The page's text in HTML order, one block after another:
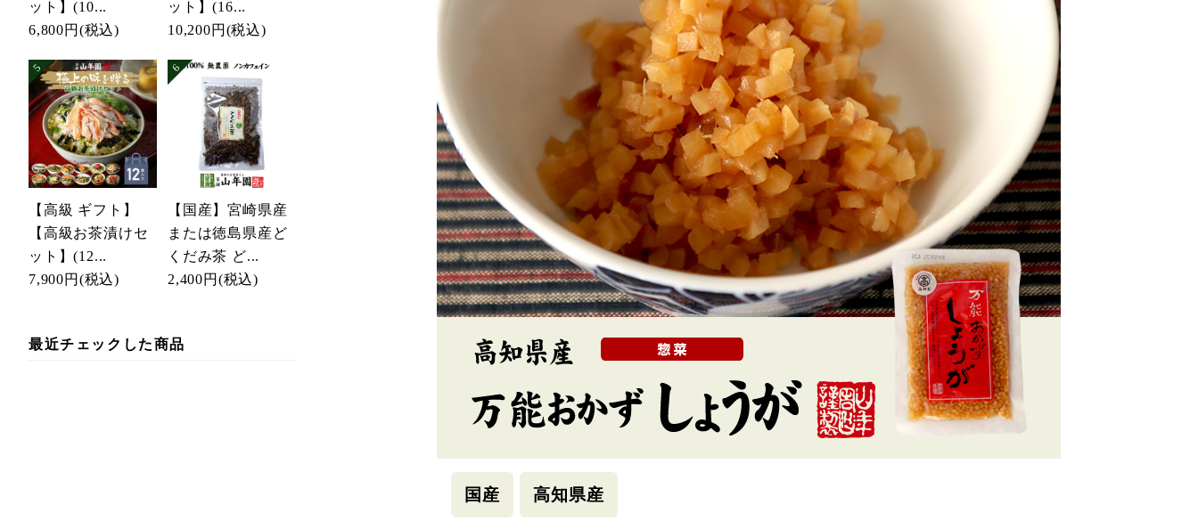
ット】(10...
6,800円 (税込)
ット】(16...
10,200円 (税込)
【高級 ギフト】
【高級お茶漬けセ
ット】(12...
7,900円 (税込)
【国産】宮崎県産
または徳島県産ど
くだみ茶 ど...
2,400円 (税込)
最近チェックした商品
国産 高知県産